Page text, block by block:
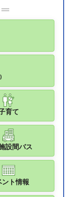
育て
設間バス
ント情報